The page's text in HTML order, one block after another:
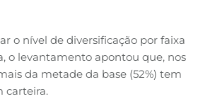
o nível de diversificação por faixa
o levantamento apontou que, nos
da metade da base (52%) tem
carteira.